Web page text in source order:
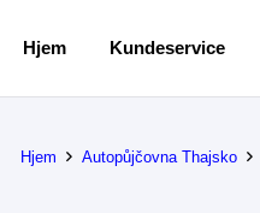
Hjem Kundeservice
Hjem Autopůjčovna Thajsko